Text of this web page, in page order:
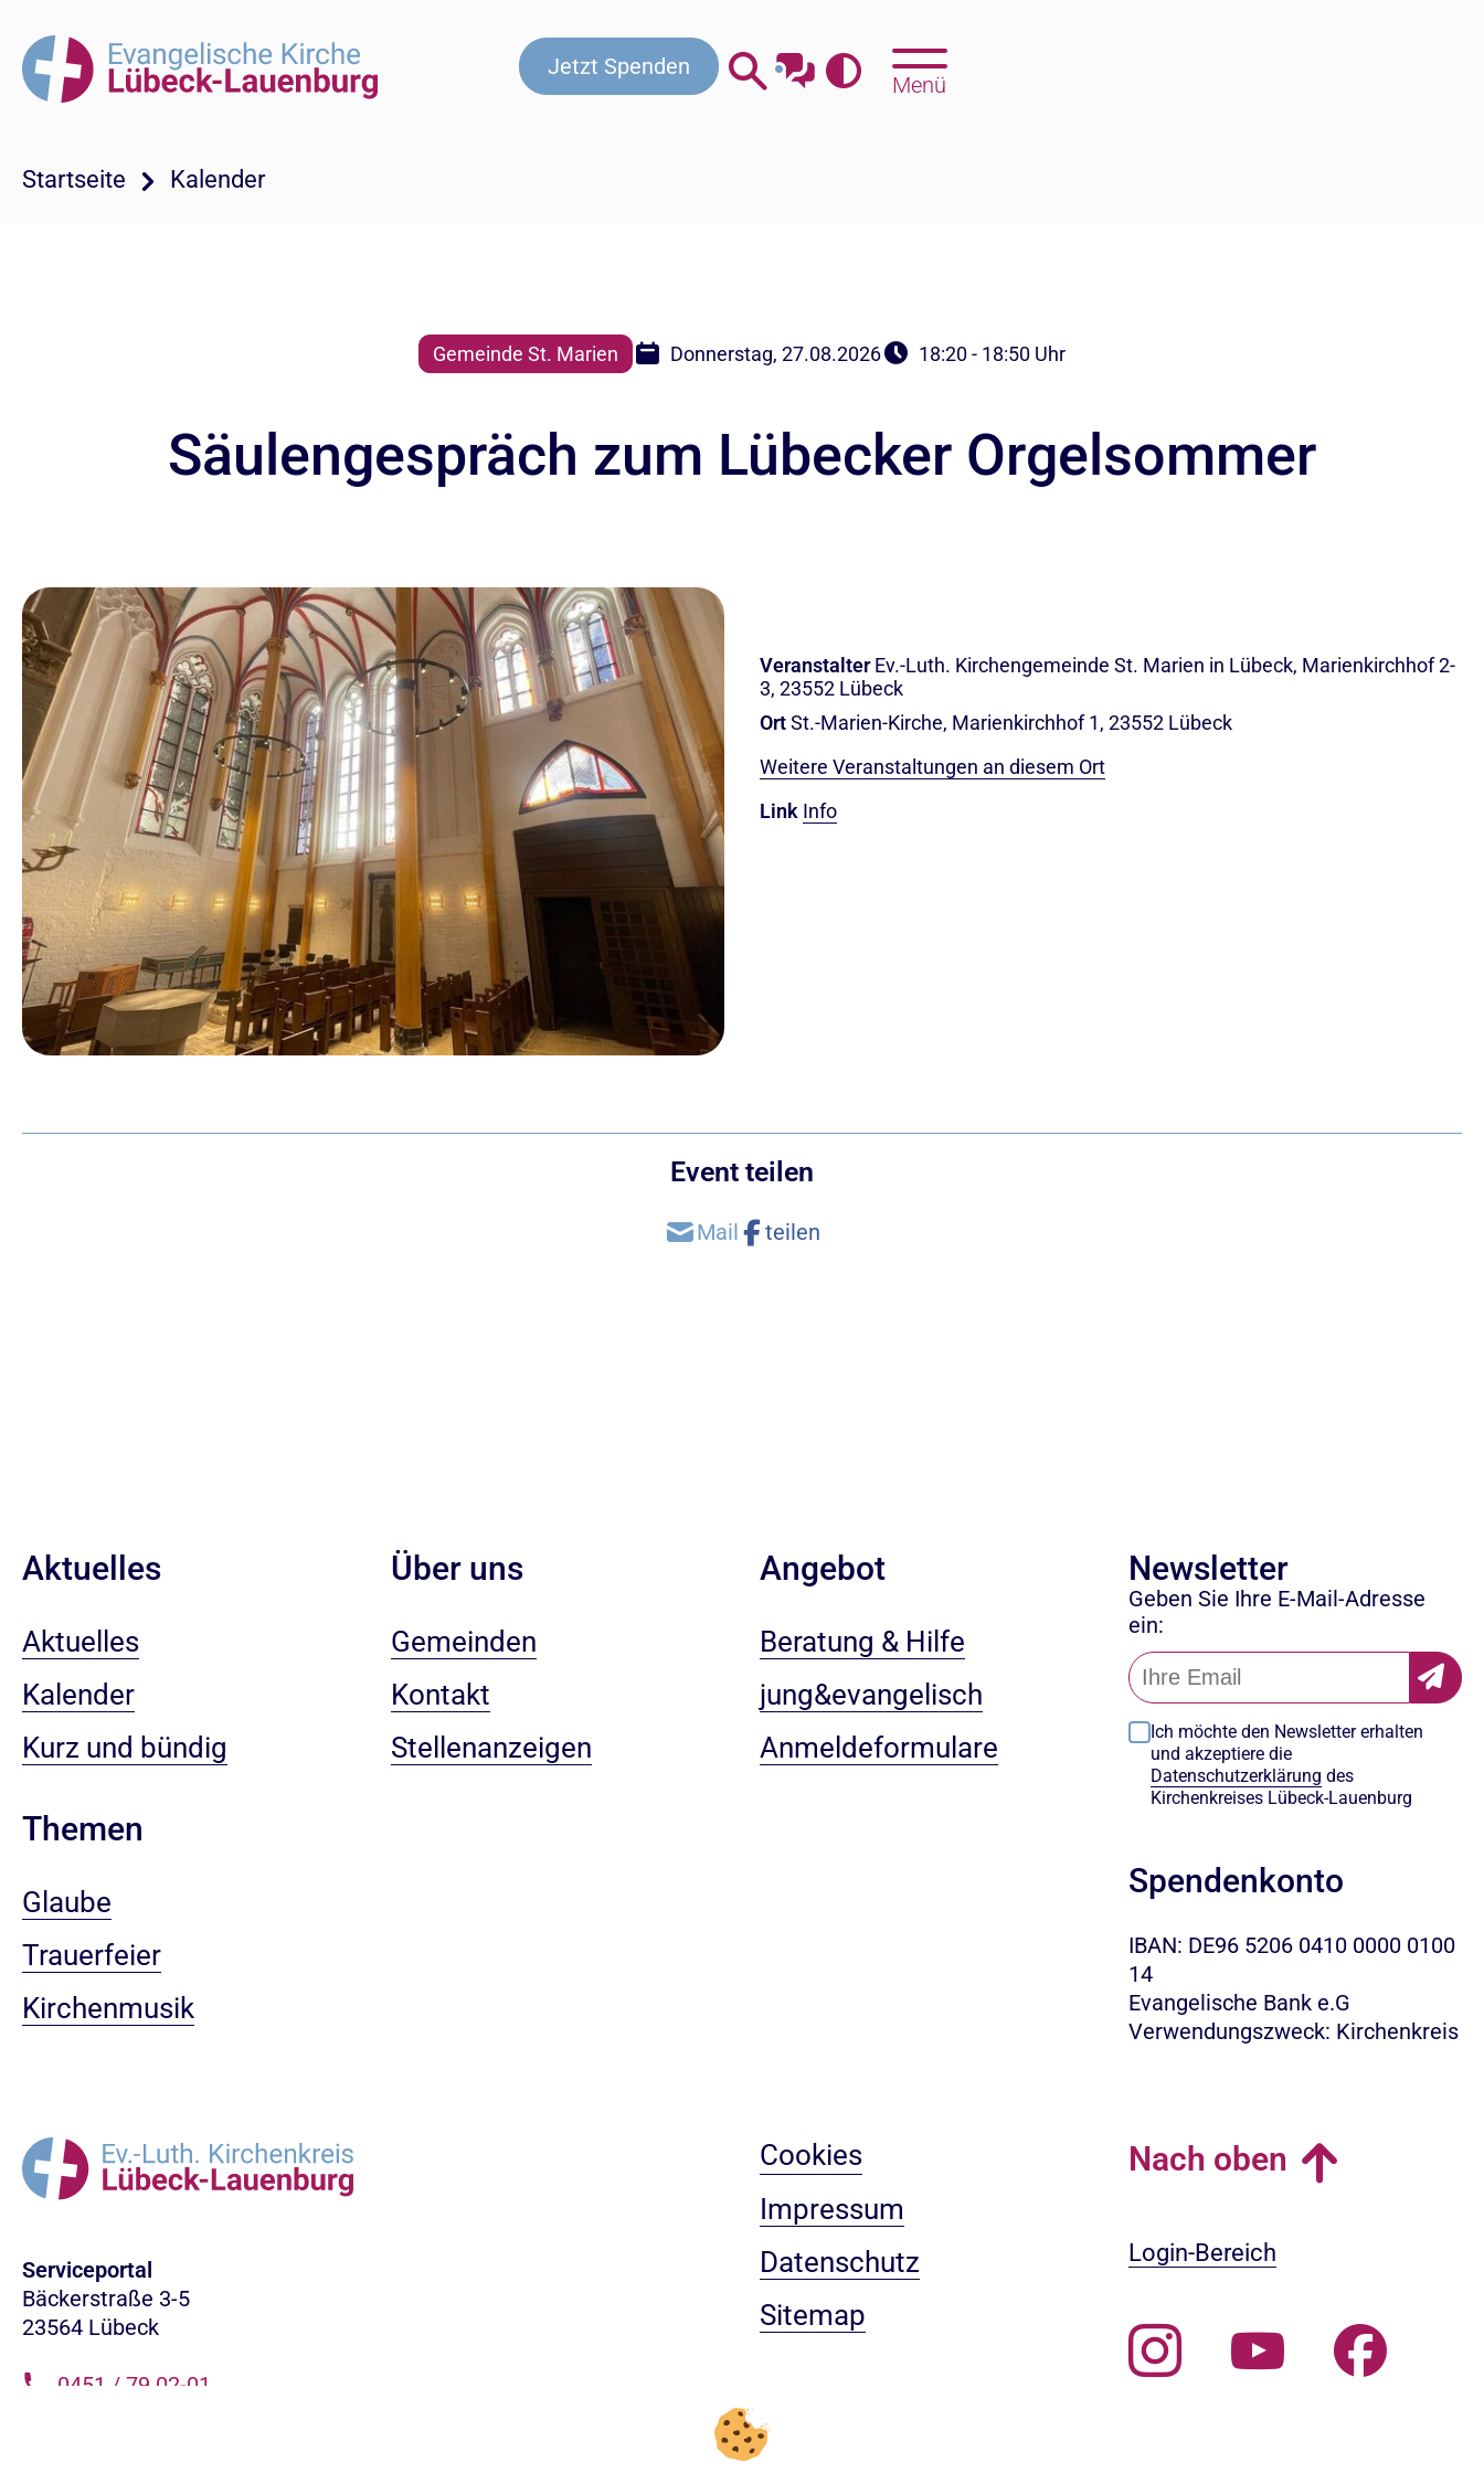
KontaktBeratung & HilfeGottesdienste
Jetzt Spenden
Menü
Startseite Kalender
Gemeinde St. Marien Donnerstag, 27.08.2026 18:20 - 18:50 Uhr
Säulengespräch zum Lübecker Orgelsommer
Veranstalter Ev.-Luth. Kirchengemeinde St. Marien in Lübeck, Marienkirchhof 2-
3, 23552 Lübeck
OrtSt.-Marien-Kirche, Marienkirchhof 1, 23552 Lübeck
Weitere Veranstaltungen an diesem Ort
Link Info
Event teilen
Aktuelles
Aktuelles
Kalender
Kurz und bündig
Themen
Glaube
Trauerfeier
Kirchenmusik
Über uns
Gemeinden
Kontakt
Stellenanzeigen
Angebot
Beratung & Hilfe
jung&evangelisch
Anmeldeformulare
Newsletter
Geben Sie Ihre E-Mail-Adresse
ein:
Ich möchte den Newsletter erhalten
und akzeptiere die
Datenschutzerklärung des
Kirchenkreises Lübeck-Lauenburg
Spendenkonto
IBAN: DE96 5206 0410 0000 0100
14
Evangelische Bank e.G
Verwendungszweck: Kirchenkreis
Serviceportal
Bäckerstraße 3-5
23564 Lübeck
0451 / 79 02-01
Cookies
Impressum
Datenschutz
Sitemap
Nach oben
Login-Bereich